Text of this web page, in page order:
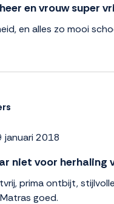
en vrouw super
en alles zo mooi
januari 2018
niet voor herhaling
prima ontbijt,
goed.